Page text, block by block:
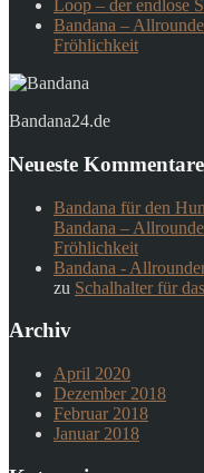
Loop – der endlose
Bandana –
Fröhlichkeit
Bandana24.de
Neueste Kommentare
Bandana für den
Bandana –
Fröhlichkeit
Bandana -
zu Schalhalter für
Archiv
April 2020
Dezember 2018
Februar 2018
Januar 2018